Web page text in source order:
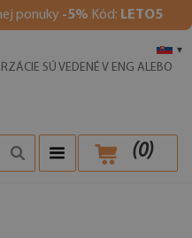
ponuky -5% Kód: LETO5
▾
SÚ VEDENÉ V ENG ALEBO
(0)